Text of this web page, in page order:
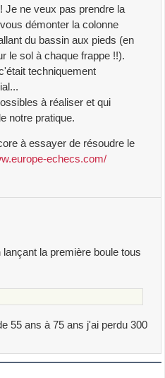
Je ne veux pas prendre la
démonter la colonne
du bassin aux pieds (en
le sol à chaque frappe !!).
techniquement
à réaliser et qui
notre pratique.
à essayer de résoudre le
echecs.com/
la première boule tous
55 ans à 75 ans j'ai perdu 300